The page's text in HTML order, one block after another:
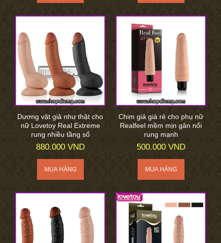
Dương vật giả như thật cho
nữ Lovetoy Real Extreme
rung nhiều tầng số
880.000 VND
Chim giả giá rẻ cho phụ nữ
Realfeel mềm mịn gân nổi
rung mạnh
500.000 VND